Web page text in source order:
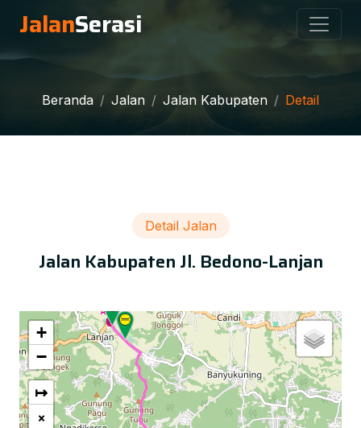
JalanSerasi
Beranda Jalan Jalan Kabupaten Detail
Detail Jalan
Jalan Kabupaten Jl. Bedono-Lanjan
+
−
↦
×